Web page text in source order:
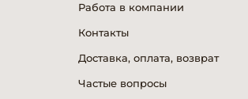
Работа в компании
Контакты
Доставка, оплата, возврат
Частые вопросы